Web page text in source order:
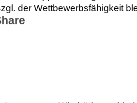
der Wettbewerbsfähigkeit